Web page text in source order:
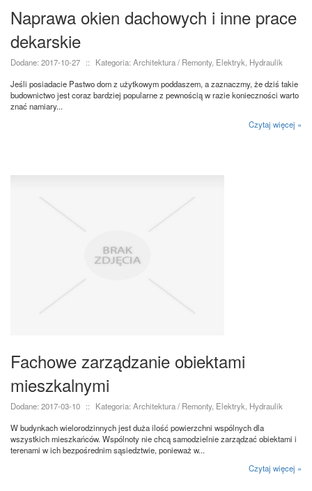
Naprawa okien dachowych i inne prace
dekarskie
Dodane: 2017-10-27 ::
Kategoria: Architektura / Remonty, Elektryk, Hydraulik
Jeśli posiadacie Pastwo dom z użytkowym poddaszem, a zaznaczmy, że dziś takie
budownictwo jest coraz bardziej popularne z pewnością w razie konieczności warto
znać namiary...
Czytaj więcej »
Fachowe zarządzanie obiektami
mieszkalnymi
Dodane: 2017-03-10 ::
Kategoria: Architektura / Remonty, Elektryk, Hydraulik
W budynkach wielorodzinnych jest duża ilość powierzchni wspólnych dla
wszystkich mieszkańców. Wspólnoty nie chcą samodzielnie zarządzać obiektami i
terenami w ich bezpośrednim sąsiedztwie, ponieważ w...
Czytaj więcej »